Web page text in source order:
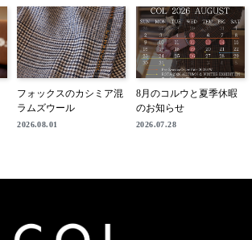
フォックスのカシミア混
ラムズウール
2026.08.01
8月のコルウと夏季休暇
のお知らせ
2026.07.28